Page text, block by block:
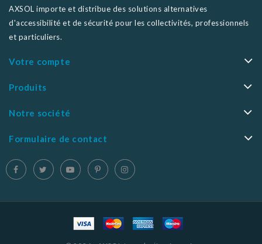
AXSOL importe et distribue des solutions alternatives
d'accessibilité et de sécurité pour les collectivités, professionnels
et particuliers.
Votre compte
Produits
Notre société
Formulaire de contact